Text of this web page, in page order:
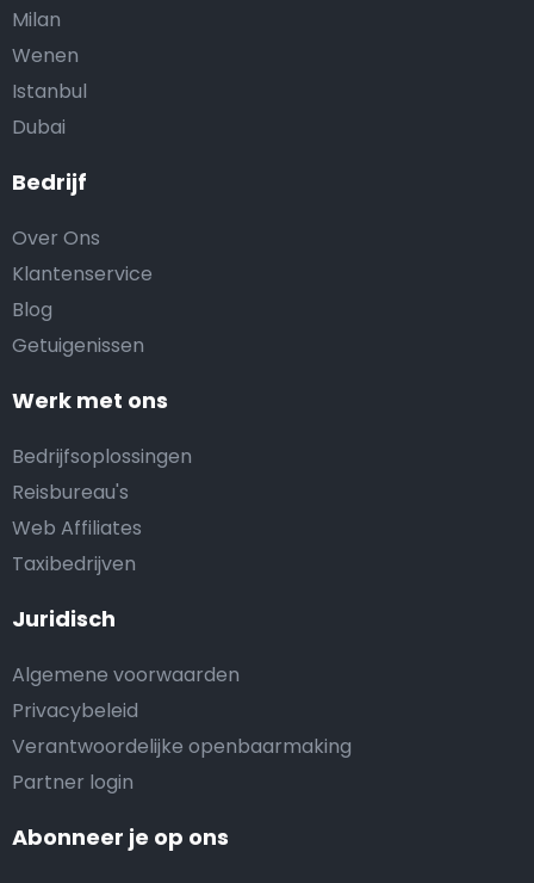
Bedrijf
Over Ons
Klantenservice
Blog
Getuigenissen
Werk met ons
Bedrijfsoplossingen
Reisbureau's
Web Affiliates
Taxibedrijven
Juridisch
Algemene voorwaarden
Privacybeleid
Verantwoordelijke openbaarmaking
Partner login
Milan
Wenen
Istanbul
Dubai
Abonneer je op ons